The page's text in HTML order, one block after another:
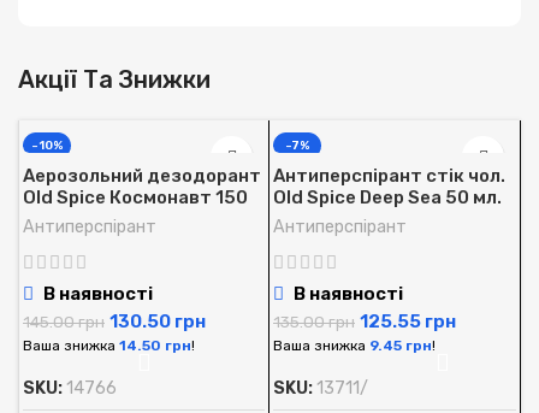
Акції Та Знижки
-10%
Аерозольний дезодорант
Old Spice Космонавт 150
мл.
Антиперспірант
В наявності
145.00грн 130.50 грн
Ваша знижка 14.50 грн!
SKU: 14766
-7%
Антиперспірант стік чол.
Old Spice Deep Sea 50 мл.
Антиперспірант
В наявності
135.00грн 125.55 грн
Ваша знижка 9.45 грн!
SKU: 13711/